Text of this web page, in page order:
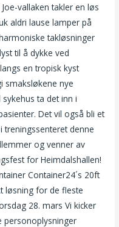
vallaken takler en løs
aldri lause lamper på
takløsninger
til å dykke ved
en tropisk kyst
smaksløkene nye
ta det inn i
Det vil også bli et
treningssenteret denne
og venner av
for Heimdalshallen!
Container24´s 20ft
løsning for de fleste
28. mars Vi kicker
personoplysninger